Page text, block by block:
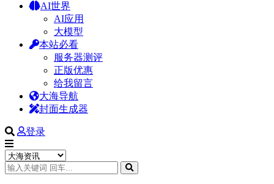
AI世界
AI应用
大模型
本站必看
服务器测评
正版优惠
给我留言
大海导航
封面生成器
登录